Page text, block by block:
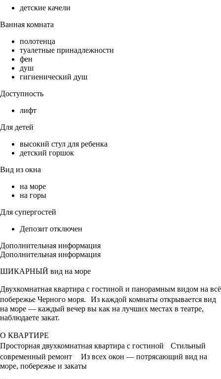
детские качели
Ванная комната
полотенца
туалетные принадлежности
фен
душ
гигиенический душ
Доступность
лифт
Для детей
высокий стул для ребенка
детский горшок
Вид из окна
на море
на горы
Для супергостей
Депозит отключен
Дополнительная информация
Дополнительная информация
ШИКАРНЫЙ вид на море
Двухкомнатная квартира с гостиной и панорамным видом на всё
побережье Черного моря. Из каждой комнаты открывается вид
на море — каждый вечер вы как на лучших местах в театре,
наблюдаете закат.
О КВАРТИРЕ
Просторная двухкомнатная квартира с гостиной Стильный
современный ремонт Из всех окон — потрясающий вид на
море, побережье и закаты